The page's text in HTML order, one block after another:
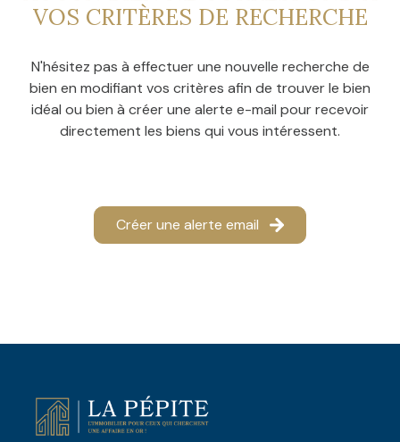
NOS
CLIENTS
CONTACT
VOS CRITÈRES DE RECHERCHE
N'hésitez pas à effectuer une nouvelle recherche de
bien en modifiant vos critères afin de trouver le bien
idéal ou bien à créer une alerte e-mail pour recevoir
directement les biens qui vous intéressent.
Créer une alerte email